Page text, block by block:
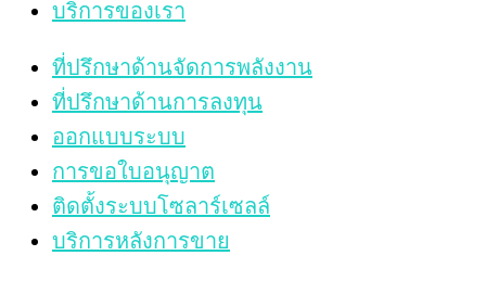
บริการของเรา
ที่ปรึกษาด้านจัดการพลังงาน
ที่ปรึกษาด้านการลงทุน
ออกแบบระบบ
การขอใบอนุญาต
ติดตั้งระบบโซลาร์เซลล์
บริการหลังการขาย